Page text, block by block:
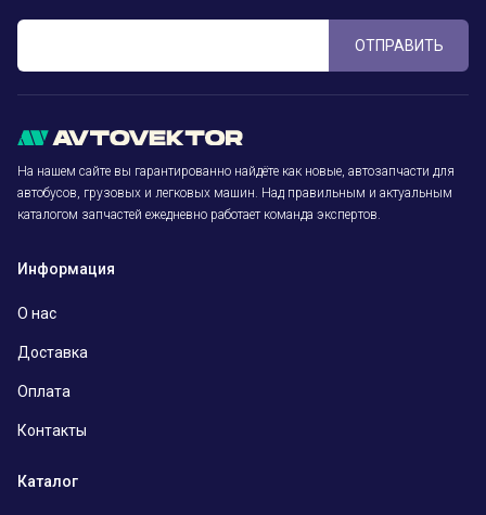
ОТПРАВИТЬ
На нашем сайте вы гарантированно найдёте как новые, автозапчасти для
автобусов, грузовых и легковых машин. Над правильным и актуальным
каталогом запчастей ежедневно работает команда экспертов.
Информация
О нас
Доставка
Оплата
Контакты
Каталог